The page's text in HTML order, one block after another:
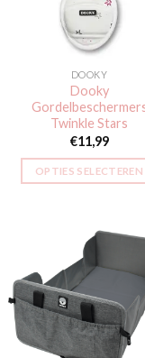
DOOKY
Dooky
Twinkle Stars
€11,99
OPTIES SELECTEREN
aan